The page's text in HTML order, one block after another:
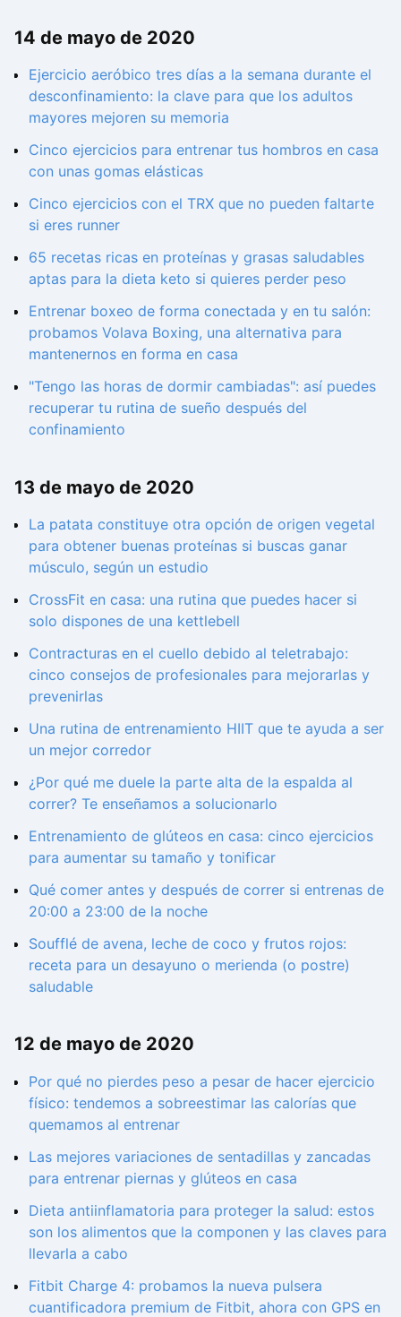
14 de mayo de 2020
Ejercicio aeróbico tres días a la semana durante el
desconfinamiento: la clave para que los adultos
mayores mejoren su memoria
Cinco ejercicios para entrenar tus hombros en casa
con unas gomas elásticas
Cinco ejercicios con el TRX que no pueden faltarte
si eres runner
65 recetas ricas en proteínas y grasas saludables
aptas para la dieta keto si quieres perder peso
Entrenar boxeo de forma conectada y en tu salón:
probamos Volava Boxing, una alternativa para
mantenernos en forma en casa
"Tengo las horas de dormir cambiadas": así puedes
recuperar tu rutina de sueño después del
confinamiento
13 de mayo de 2020
La patata constituye otra opción de origen vegetal
para obtener buenas proteínas si buscas ganar
músculo, según un estudio
CrossFit en casa: una rutina que puedes hacer si
solo dispones de una kettlebell
Contracturas en el cuello debido al teletrabajo:
cinco consejos de profesionales para mejorarlas y
prevenirlas
Una rutina de entrenamiento HIIT que te ayuda a ser
un mejor corredor
¿Por qué me duele la parte alta de la espalda al
correr? Te enseñamos a solucionarlo
Entrenamiento de glúteos en casa: cinco ejercicios
para aumentar su tamaño y tonificar
Qué comer antes y después de correr si entrenas de
20:00 a 23:00 de la noche
Soufflé de avena, leche de coco y frutos rojos:
receta para un desayuno o merienda (o postre)
saludable
12 de mayo de 2020
Por qué no pierdes peso a pesar de hacer ejercicio
físico: tendemos a sobreestimar las calorías que
quemamos al entrenar
Las mejores variaciones de sentadillas y zancadas
para entrenar piernas y glúteos en casa
Dieta antiinflamatoria para proteger la salud: estos
son los alimentos que la componen y las claves para
llevarla a cabo
Fitbit Charge 4: probamos la nueva pulsera
cuantificadora premium de Fitbit, ahora con GPS en